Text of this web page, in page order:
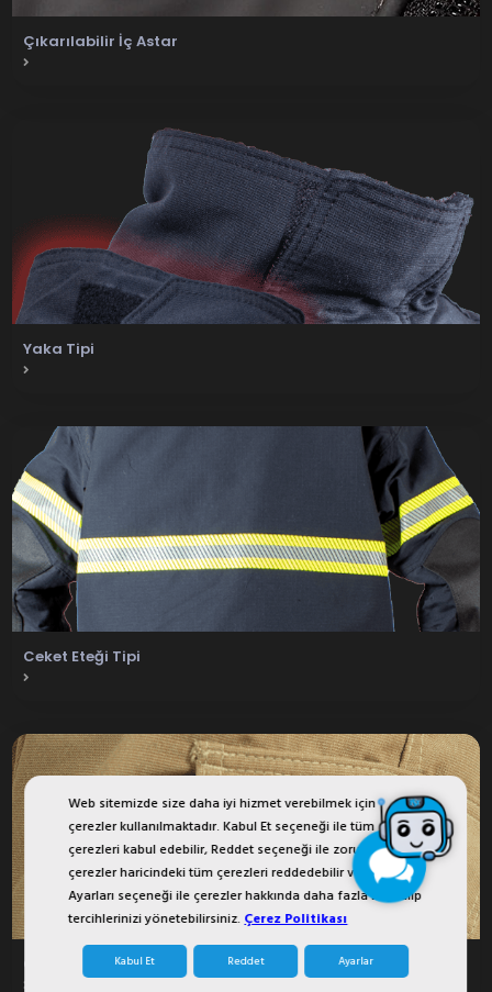
Web sitemizde size daha iyi hizmet verebilmek için
çerezler kullanılmaktadır. Kabul Et seçeneği ile tüm
çerezleri kabul edebilir, Reddet seçeneği ile zorunlu
çerezler haricindeki tüm çerezleri reddedebilir veya Çerez
Ayarları seçeneği ile çerezler hakkında daha fazla bilgi alıp
tercihlerinizi yönetebilirsiniz.Çerez Politikası
Kabul Et Reddet Ayarlar
Çıkarılabilir İç Astar
Yaka Tipi
Ceket Eteği Tipi
Ceplerde Kuş Gözü